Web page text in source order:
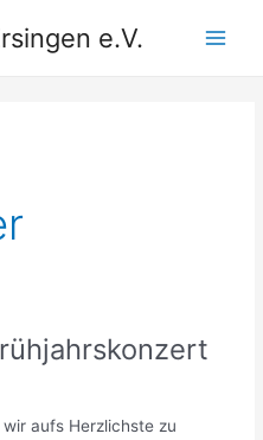
e.V.
aufs Herzlichste zu